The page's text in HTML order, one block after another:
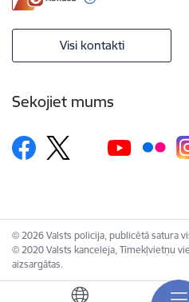
Visi kontakti
Sekojiet mums
© 2026 Valsts policija, publicētā satura
© 2020 Valsts kanceleja, Tīmekļvietņu
aizsargātas.